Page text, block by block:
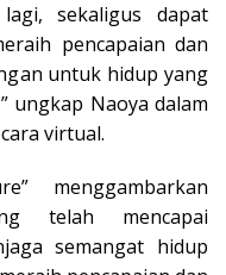
sekaligus dapat
pencapaian dan
untuk hidup yang
ungkap Naoya dalam
virtual.
menggambarkan
telah mencapai
semangat hidup